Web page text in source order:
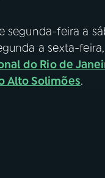
segunda-feira a
a sexta-
do Rio de
Alto Solimões.